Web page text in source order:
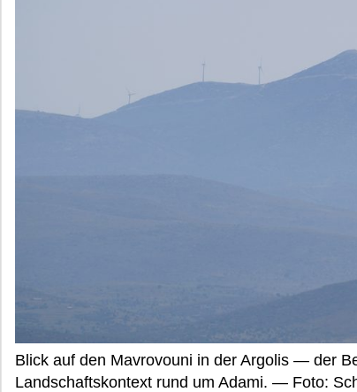
Blick auf den Mavrovouni in der Argolis — der
Landschaftskontext rund um Adami. — Foto: